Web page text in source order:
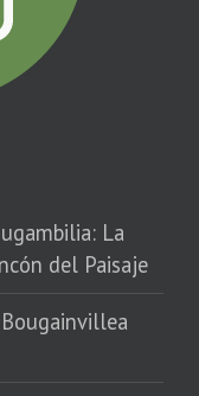
La
del Paisaje